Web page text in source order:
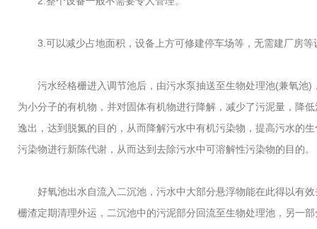
3.可以减少占地面积，设备上方可修建停车场等，无需建厂房等
污水经格栅进入调节池后，由污水泵抽送至生物处理池(兼氧池)
为小分子的有机物，并对固体有机物进行降解，减少了污泥量，降
逸出，达到脱氮的目的，从而降解污水中有机污染物，提高污水的
污染物进行新陈代谢，从而达到去除污水中可溶解性污染物的目的。
好氧池出水自流入二沉池，污水中大部分悬浮物能在此得以有效
栅渣定期清理外运，二沉池中的污泥部分回流至生物处理池，另一